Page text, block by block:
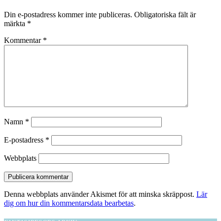
Din e-postadress kommer inte publiceras. Obligatoriska fält är
märkta *
Kommentar *
Namn *
E-postadress *
Webbplats
Denna webbplats använder Akismet för att minska skräppost. Lär
dig om hur din kommentarsdata bearbetas.